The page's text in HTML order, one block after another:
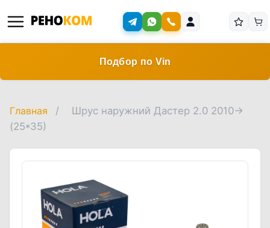
Подбор по Vin
Главная /
Шрус наружний Дастер 2.0 2010->
(25*35)